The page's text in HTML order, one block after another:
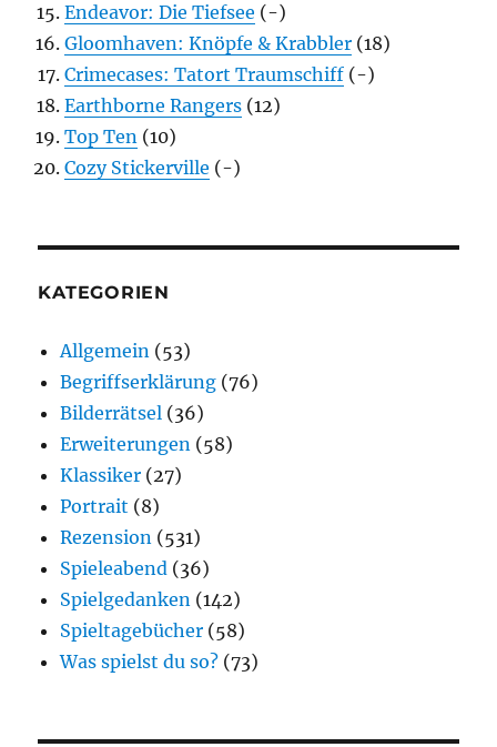
Endeavor: Die Tiefsee (-)
Gloomhaven: Knöpfe & Krabbler (18)
Crimecases: Tatort Traumschiff (-)
Earthborne Rangers (12)
Top Ten (10)
Cozy Stickerville (-)
KATEGORIEN
Allgemein (53)
Begriffserklärung (76)
Bilderrätsel (36)
Erweiterungen (58)
Klassiker (27)
Portrait (8)
Rezension (531)
Spieleabend (36)
Spielgedanken (142)
Spieltagebücher (58)
Was spielst du so? (73)